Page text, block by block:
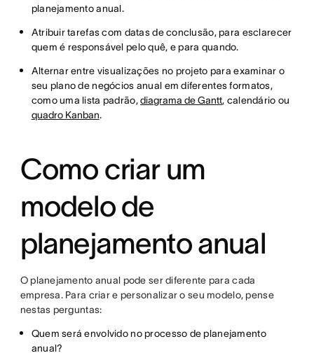
planejamento anual.
Atribuir tarefas com datas de conclusão, para esclarecer
quem é responsável pelo quê, e para quando.
Alternar entre visualizações no projeto para examinar o
seu plano de negócios anual em diferentes formatos,
como uma lista padrão,diagrama de Gantt, calendário ou
quadro Kanban.
Como criar um
modelo de
planejamento anual
O planejamento anual pode ser diferente para cada
empresa. Para criar e personalizar o seu modelo, pense
nestas perguntas:
Quem será envolvido no processo de planejamento
anual?